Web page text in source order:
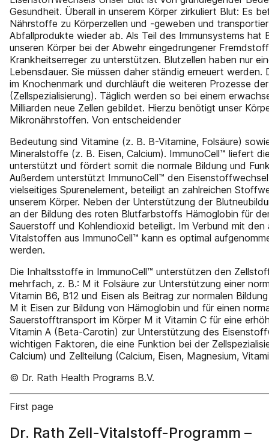
Gesundheit. Überall in unserem Körper zirkuliert Blut: Es
Nährstoffe zu Körperzellen und -geweben und
Abfallprodukte wieder ab. Als Teil des Immunsystems hat
unseren Körper bei der Abwehr eingedrungener
Krankheitserreger zu unterstützen. Blutzellen haben nur
Lebensdauer. Sie müssen daher ständig erneuert werden.
im Knochenmark und durchläuft die weiteren Prozesse
(Zellspezialisierung). Täglich werden so bei einem
Milliarden neue Zellen gebildet. Hierzu benötigt unser
Mikronährstoffen. Von entscheidender
Bedeutung sind Vitamine (z. B. B-Vitamine, Folsäure)
Mineralstoffe (z. B. Eisen, Calcium). ImmunoCell™ liefert
unterstützt und fördert somit die normale Bildung und
Außerdem unterstützt ImmunoCell™ den
vielseitiges Spurenelement, beteiligt an zahlreichen
unserem Körper. Neben der Unterstützung der
an der Bildung des roten Blutfarbstoffs Hämoglobin für
Sauerstoff und Kohlendioxid beteiligt. Im Verbund mit den
Vitalstoffen aus ImmunoCell™ kann es optimal
werden.
Die Inhaltsstoffe in ImmunoCell™ unterstützen den
mehrfach, z. B.: M it Folsäure zur Unterstützung einer
Vitamin B6, B12 und Eisen als Beitrag zur normalen
M it Eisen zur Bildung von Hämoglobin und für einen
Sauerstofftransport im Körper M it Vitamin C für eine
Vitamin A (Beta-Carotin) zur Unterstützung des
wichtigen Faktoren, die eine Funktion bei der
Calcium) und Zellteilung (Calcium, Eisen, Magnesium,
© Dr. Rath Health Programs B.V.
First page
Dr. Rath Zell-Vitalstoff-Programm –